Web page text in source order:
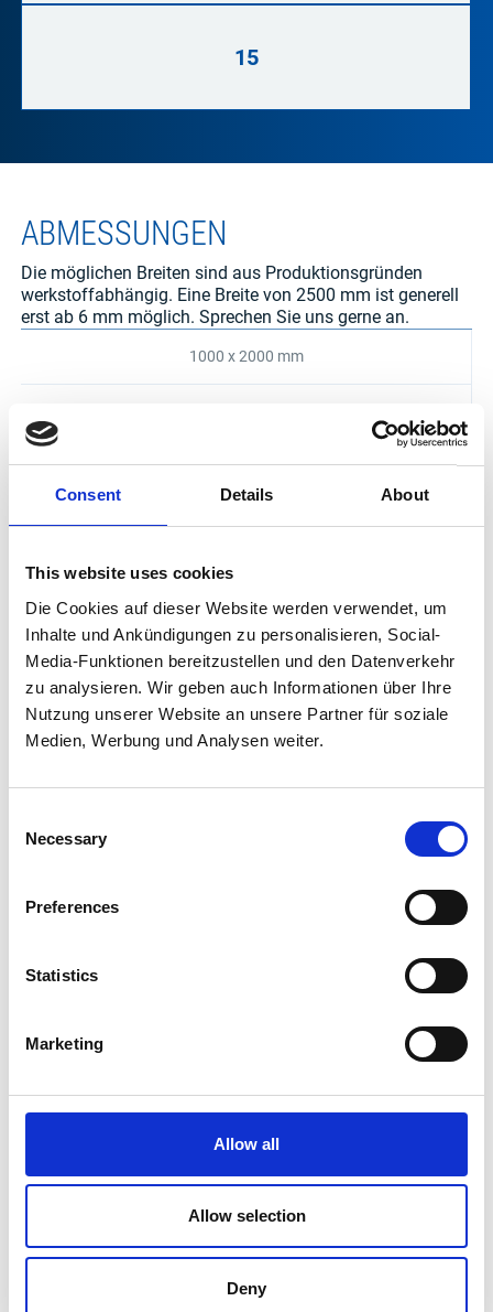
Consent Details About
This website uses cookies
Die Cookies auf dieser Website werden verwendet, um
Inhalte und Ankündigungen zu personalisieren, Social-
Media-Funktionen bereitzustellen und den Datenverkehr
zu analysieren. Wir geben auch Informationen über Ihre
Nutzung unserer Website an unsere Partner für soziale
Medien, Werbung und Analysen weiter.
Selection
Necessary
Preferences
Statistics
Marketing
Allow all
Allow selection
Deny
15
ABMESSUNGEN
Die möglichen Breiten sind aus Produktionsgründen
werkstoffabhängig. Eine Breite von 2500 mm ist generell
erst ab 6 mm möglich. Sprechen Sie uns gerne an.
1000 x 2000 mm
1500 x 3000 mm
2000 x 4000 mm
2000 x 6000 mm
2500 x 6000 mm
Fixlängen vom Coil
CHEMISCHE
verbindliche Zusicherungen betrachtet werden. Die
angegebenen Informationen dienen lediglich als Beratung
jedoch keine Gewähr für die Richtigkeit der Angaben oder
die Ergebnisse bei der Verarbeitung oder Anwendung
min.: